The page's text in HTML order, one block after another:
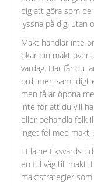
dig att göra som
lyssna på dig, utan
Makt handlar inte
ökar din makt över
vardag. Här får du
ord, men samtidigt
men få är öppna
inte för att du vill
eller behandla folk
inget fel med makt,
I Elaine Eksvärds
en ful väg till makt. I
maktstrategier